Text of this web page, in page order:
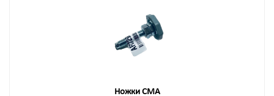
Ножки СМА